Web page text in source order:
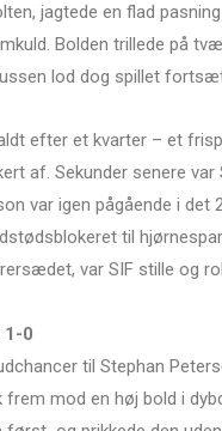
jagtede en flad
Bolden trillede på
lod dog spillet
efter et kvarter – et
af. Sekunder senere
var igen pågående i
til
var SIF stille og
1-0
til Stephan
frem mod en høj bold i